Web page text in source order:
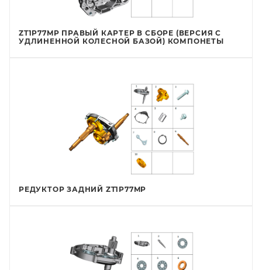
ZT1P77MP ПРАВЫЙ КАРТЕР В СБОРЕ (ВЕРСИЯ С
УДЛИНЕННОЙ КОЛЕСНОЙ БАЗОЙ) КОМПОНЕТЫ
РЕДУКТОР ЗАДНИЙ ZT1P77MP